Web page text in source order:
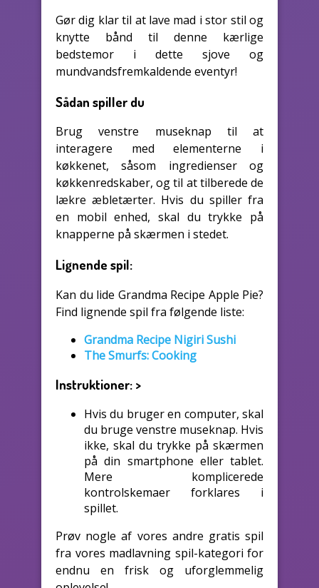
Gør dig klar til at lave mad i stor stil og
knytte bånd til denne kærlige
bedstemor i dette sjove og
mundvandsfremkaldende eventyr!
Sådan spiller du
Brug venstre museknap til at
interagere med elementerne i
køkkenet, såsom ingredienser og
køkkenredskaber, og til at tilberede de
lækre æbletærter. Hvis du spiller fra
en mobil enhed, skal du trykke på
knapperne på skærmen i stedet.
Lignende spil:
Kan du lide Grandma Recipe Apple Pie?
Find lignende spil fra følgende liste:
Grandma Recipe Nigiri Sushi
The Smurfs: Cooking
Instruktioner: >
Hvis du bruger en computer, skal
du bruge venstre museknap. Hvis
ikke, skal du trykke på skærmen
på din smartphone eller tablet.
Mere komplicerede
kontrolskemaer forklares i
spillet.
Prøv nogle af vores andre gratis spil
fra vores madlavning spil-kategori for
endnu en frisk og uforglemmelig